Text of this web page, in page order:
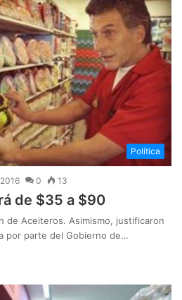
Política
0 13
de $35 a $90
de Aceiteros. Asimismo, justificaron
por parte del Gobierno de…